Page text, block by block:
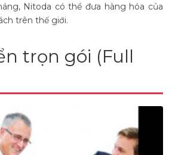
Nitoda có thể đưa hàng hóa của
trên thế giới.
trọn gói (Full